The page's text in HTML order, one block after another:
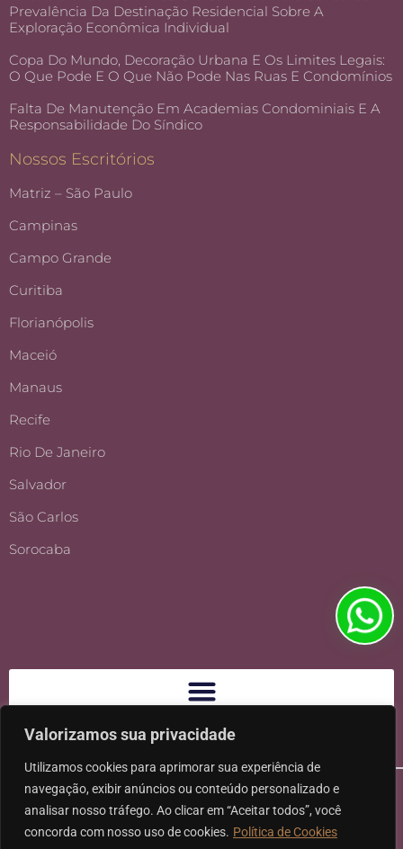
Valorizamos sua privacidade
Utilizamos cookies para aprimorar sua experiência de
navegação, exibir anúncios ou conteúdo personalizado e
analisar nosso tráfego. Ao clicar em “Aceitar todos”, você
concorda com nosso uso de cookies. Política de Cookies
Prevalência Da Destinação Residencial Sobre A
Exploração Econômica Individual
Copa Do Mundo, Decoração Urbana E Os Limites Legais:
O Que Pode E O Que Não Pode Nas Ruas E Condomínios
Falta De Manutenção Em Academias Condominiais E A
Responsabilidade Do Síndico
Nossos Escritórios
Matriz – São Paulo
Campinas
Campo Grande
Curitiba
Florianópolis
Maceió
Manaus
Recife
Rio De Janeiro
Salvador
São Carlos
Sorocaba